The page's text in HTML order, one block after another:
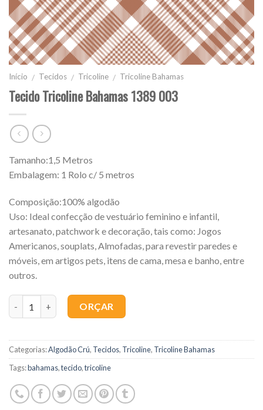
Início / Tecidos / Tricoline / Tricoline Bahamas
Tecido Tricoline Bahamas 1389 003
Tamanho:1,5 Metros
Embalagem: 1 Rolo c/ 5 metros
Composição:100% algodão
Uso: Ideal confecção de vestuário feminino e infantil,
artesanato, patchwork e decoração, tais como: Jogos
Americanos, souplats, Almofadas, para revestir paredes e
móveis, em artigos pets, itens de cama, mesa e banho, entre
outros.
ORÇAR
Categorias:Algodão Crú, Tecidos, Tricoline, Tricoline Bahamas
Tags:bahamas,tecido,tricoline